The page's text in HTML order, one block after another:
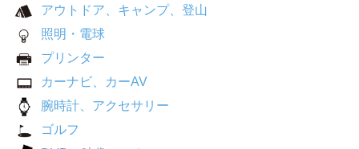
アウトドア、キャンプ、登山
照明・電球
プリンター
カーナビ、カーAV
腕時計、アクセサリー
ゴルフ